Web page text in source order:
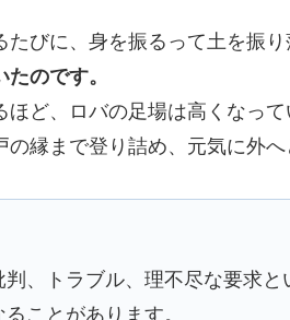
びに、身を振るって土を振り
のです。
ど、ロバの足場は高くなって
縁まで登り詰め、元気に外へ
、トラブル、理不尽な要求
ことがあります。